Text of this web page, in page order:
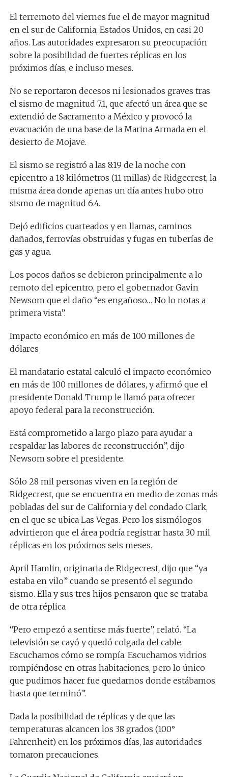
El terremoto del viernes fue el de mayor magnitud
en el sur de California, Estados Unidos, en casi 20
años. Las autoridades expresaron su preocupación
sobre la posibilidad de fuertes réplicas en los
próximos días, e incluso meses.
No se reportaron decesos ni lesionados graves tras
el sismo de magnitud 7.1, que afectó un área que se
extendió de Sacramento a México y provocó la
evacuación de una base de la Marina Armada en el
desierto de Mojave.
El sismo se registró a las 8:19 de la noche con
epicentro a 18 kilómetros (11 millas) de Ridgecrest, la
misma área donde apenas un día antes hubo otro
sismo de magnitud 6.4.
Dejó edificios cuarteados y en llamas, caminos
dañados, ferrovías obstruidas y fugas en tuberías de
gas y agua.
Los pocos daños se debieron principalmente a lo
remoto del epicentro, pero el gobernador Gavin
Newsom que el daño “es engañoso… No lo notas a
primera vista”.
Impacto económico en más de 100 millones de
dólares
El mandatario estatal calculó el impacto económico
en más de 100 millones de dólares, y afirmó que el
presidente Donald Trump le llamó para ofrecer
apoyo federal para la reconstrucción.
Está comprometido a largo plazo para ayudar a
respaldar las labores de reconstrucción”, dijo
Newsom sobre el presidente.
Sólo 28 mil personas viven en la región de
Ridgecrest, que se encuentra en medio de zonas más
pobladas del sur de California y del condado Clark,
en el que se ubica Las Vegas. Pero los sismólogos
advirtieron que el área podría registrar hasta 30 mil
réplicas en los próximos seis meses.
April Hamlin, originaria de Ridgecrest, dijo que “ya
estaba en vilo” cuando se presentó el segundo
sismo. Ella y sus tres hijos pensaron que se trataba
de otra réplica
“Pero empezó a sentirse más fuerte”, relató. “La
televisión se cayó y quedó colgada del cable.
Escuchamos cómo se rompía. Escuchamos vidrios
rompiéndose en otras habitaciones, pero lo único
que pudimos hacer fue quedarnos donde estábamos
hasta que terminó”.
Dada la posibilidad de réplicas y de que las
temperaturas alcancen los 38 grados (100°
Fahrenheit) en los próximos días, las autoridades
tomaron precauciones.